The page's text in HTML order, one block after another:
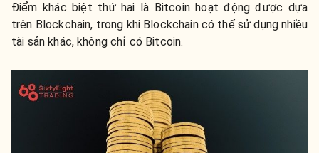
Điểm khác biệt thứ hai là Bitcoin hoạt động được dựa
trên Blockchain, trong khi Blockchain có thể sử dụng nhiều
tài sản khác, không chỉ có Bitcoin.